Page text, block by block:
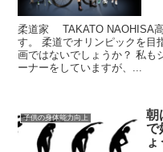
柔道家 TAKATO NAOHISA
す。 柔道でオリンピックを目
画ではないでしょうか？ 私も
ーナーをしていますが、...
子供の身体能力向上
朝
で
ょ